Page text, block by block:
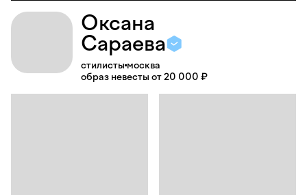
Оксана
Сараева
стилисты москва
образ невесты от 20 000 ₽